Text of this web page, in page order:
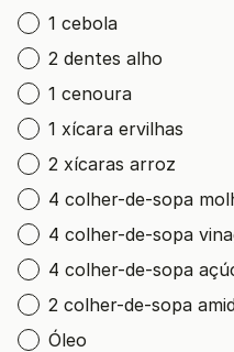
1 cebola
2 dentes alho
1 cenoura
1 xícara ervilhas
2 xícaras arroz
4 colher-de-sopa
4 colher-de-sopa
4 colher-de-sopa
2 colher-de-sopa
Óleo